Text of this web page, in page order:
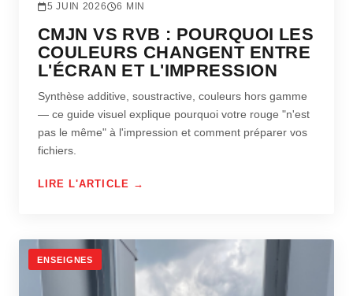
5 JUIN 2026 6 MIN
CMJN VS RVB : POURQUOI LES
COULEURS CHANGENT ENTRE
L'ÉCRAN ET L'IMPRESSION
Synthèse additive, soustractive, couleurs hors gamme
— ce guide visuel explique pourquoi votre rouge "n'est
pas le même" à l'impression et comment préparer vos
fichiers.
LIRE L'ARTICLE →
ENSEIGNES